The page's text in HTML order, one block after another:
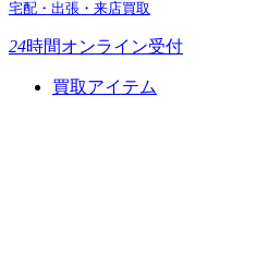
宅配・出張・来店買取
24時間オンライン受付
買取アイテム